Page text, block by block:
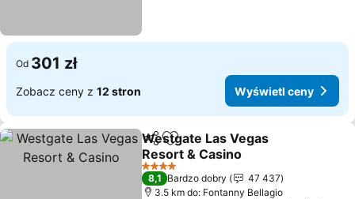
Od 301 zł
Zobacz ceny z 12 stron Wyświetl ceny
Udostępnij
Dodaj do ulubionych
Westgate Las Vegas
Resort & Casino
Wyświetl ceny
4 Kategoria
8,1 Bardzo dobry
47 437
3.5 km do: Fontanny Bellagio